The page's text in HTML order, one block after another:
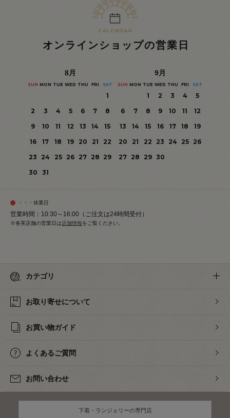
オンラインショップの営業日
8月
SUN MON TUE WED THU FRI SAT
1
2
3 4 5 6 7
8
9
10 11 12 13 14
15
16
17 18 19 20 21
22
23
24 25 26 27 28 29
30
31
9月
SUN MON TUE WED THU FRI SAT
1 2 3 4
5
6
7 8 9 10 11
12
13
14 15 16 17 18
19
20
21 22 23 24 25
26
27 28 29 30
・・・休業日
営業時間：10:30～16:00（ご注文は24時間受付）
※各実店舗の営業日は 店舗情報をご覧ください。
カテゴリ
お取り寄せについて
お買い物ガイド
よくあるご質問
お問い合わせ
下着・ランジェリーの専門店